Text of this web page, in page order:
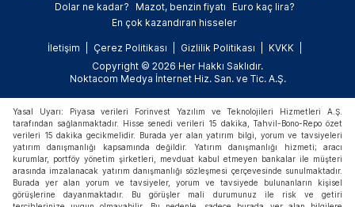
Dolar ne kadar?
Mazot, benzin fiyatı
Euro kaç lira?
En çok kazandıran hisseler
İletişim Çerez Politikası Gizlilik Politikası
KVKK
Copyright © 2026 Her Hakkı Saklıdır.
Noktacom Medya İnternet Hiz. San. ve Tic. A.Ş.
Yasal Uyarı: Piyasa verileri Forinvest Yazılım ve Teknolojileri Hizmetleri A.Ş.
tarafından sağlanmaktadır. Hisse senedi verileri 15 dakika, Tahvil-Bono-Repo özet
verileri 15 dakika gecikmelidir. Burada yer alan yatırım bilgi, yorum ve tavsiyeleri
yatırım danışmanlığı kapsamında değildir. Yatırım danışmanlığı hizmeti; aracı
kurumlar, portföy yönetim şirketleri, mevduat kabul etmeyen bankalar ile müşteri
arasında imzalanacak yatırım danışmanlığı sözleşmesi çerçevesinde sunulmaktadır.
Burada yer alan yorum ve tavsiyeler, yorum ve tavsiyede bulunanların kişisel
görüşlerine dayanmaktadır. Bu görüşler mali durumunuz ile risk ve getiri